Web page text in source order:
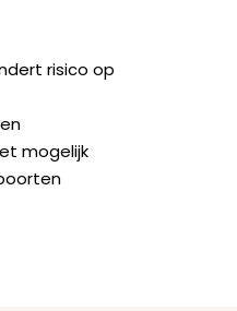
risico op
mogelijk